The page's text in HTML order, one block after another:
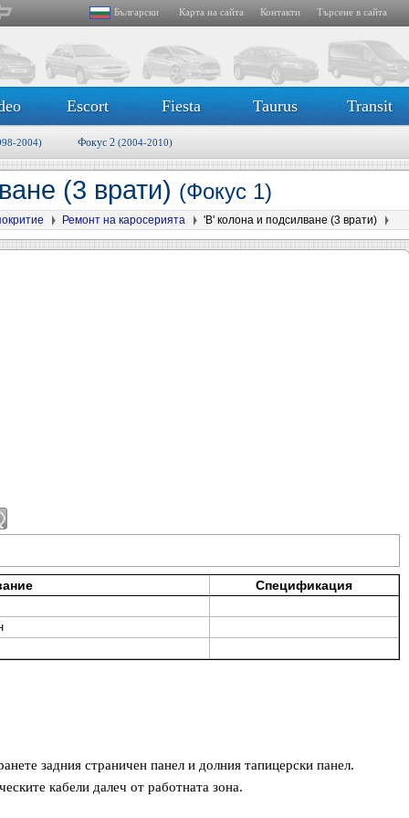
Български Карта на сайта Контакти Търсене в сайта
Escort Fiesta Taurus Transit
2004) Фокус 2 (2004-2010)
(3 врати) (Фокус 1)
Ремонт на каросерията 'B' колона и подсилване (3 врати)
Спецификация
задния страничен панел и долния тапицерски панел.
кабели далеч от работната зона.